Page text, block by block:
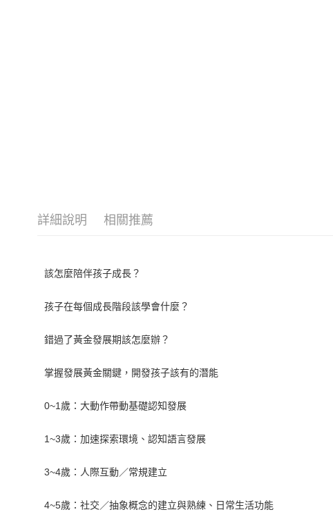
詳細說明 相關推薦
該怎麼陪伴孩子成長？
孩子在每個成長階段該學會什麼？
錯過了黃金發展期該怎麼辦？
掌握發展黃金關鍵，開發孩子該有的潛能
0~1歲：大動作帶動基礎認知發展
1~3歲：加速探索環境、認知語言發展
3~4歲：人際互動／常規建立
4~5歲：社交／抽象概念的建立與熟練、日常生活功能